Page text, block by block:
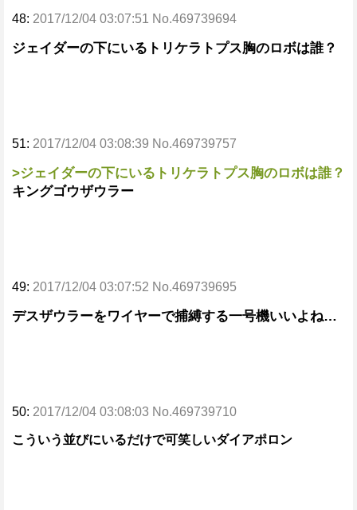
48: 2017/12/04 03:07:51 No.469739694
ジェイダーの下にいるトリケラトプス胸のロボは誰？
51: 2017/12/04 03:08:39 No.469739757
>ジェイダーの下にいるトリケラトプス胸のロボは誰？
キングゴウザウラー
49: 2017/12/04 03:07:52 No.469739695
デスザウラーをワイヤーで捕縛する一号機いいよね…
50: 2017/12/04 03:08:03 No.469739710
こういう並びにいるだけで可笑しいダイアポロン